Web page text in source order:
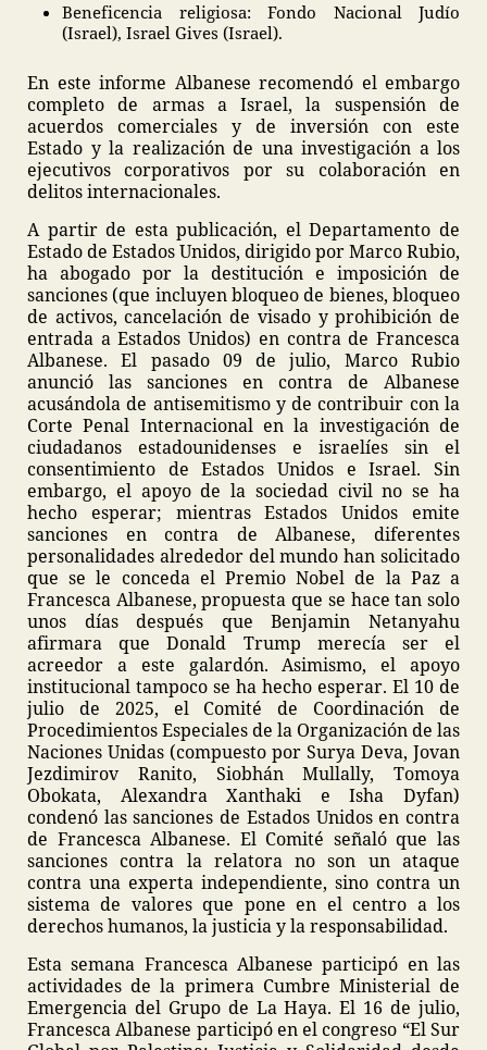
Beneficencia religiosa: Fondo Nacional Judío
(Israel), Israel Gives (Israel).
En este informe Albanese recomendó el embargo
completo de armas a Israel, la suspensión de
acuerdos comerciales y de inversión con este
Estado y la realización de una investigación a los
ejecutivos corporativos por su colaboración en
delitos internacionales.
A partir de esta publicación, el Departamento de
Estado de Estados Unidos, dirigido por Marco Rubio,
ha abogado por la destitución e imposición de
sanciones (que incluyen bloqueo de bienes, bloqueo
de activos, cancelación de visado y prohibición de
entrada a Estados Unidos) en contra de Francesca
Albanese. El pasado 09 de julio, Marco Rubio
anunció las sanciones en contra de Albanese
acusándola de antisemitismo y de contribuir con la
Corte Penal Internacional en la investigación de
ciudadanos estadounidenses e israelíes sin el
consentimiento de Estados Unidos e Israel. Sin
embargo, el apoyo de la sociedad civil no se ha
hecho esperar; mientras Estados Unidos emite
sanciones en contra de Albanese, diferentes
personalidades alrededor del mundo han solicitado
que se le conceda el Premio Nobel de la Paz a
Francesca Albanese, propuesta que se hace tan solo
unos días después que Benjamin Netanyahu
afirmara que Donald Trump merecía ser el
acreedor a este galardón. Asimismo, el apoyo
institucional tampoco se ha hecho esperar. El 10 de
julio de 2025, el Comité de Coordinación de
Procedimientos Especiales de la Organización de las
Naciones Unidas (compuesto por Surya Deva, Jovan
Jezdimirov Ranito, Siobhán Mullally, Tomoya
Obokata, Alexandra Xanthaki e Isha Dyfan)
condenó las sanciones de Estados Unidos en contra
de Francesca Albanese. El Comité señaló que las
sanciones contra la relatora no son un ataque
contra una experta independiente, sino contra un
sistema de valores que pone en el centro a los
derechos humanos, la justicia y la responsabilidad.
Esta semana Francesca Albanese participó en las
actividades de la primera Cumbre Ministerial de
Emergencia del Grupo de La Haya. El 16 de julio,
Francesca Albanese participó en el congreso “El Sur